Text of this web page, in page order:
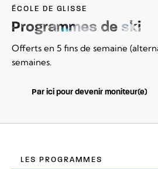
ÉCOLE DE GLISSE
Programmes de ski
Offerts en 5 fins de semaine
semaines.
Par ici pour devenir moniteur(e)
LES PROGRAMMES